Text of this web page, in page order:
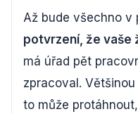
Až bude všechno v
potvrzení, že vaše
má úřad pět
zpracoval.
to může